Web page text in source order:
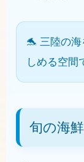
🐬 三陸の
しめる空間
旬の海